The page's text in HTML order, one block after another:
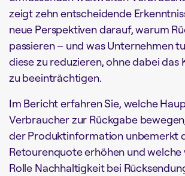
zeigt zehn entscheidende
neue Perspektiven darauf, warum
passieren – und was Unternehmen
diese zu reduzieren, ohne dabei das
zu beeinträchtigen.
Im Bericht erfahren Sie, welche
Verbraucher zur Rückgabe
der Produktinformation unbemerkt
Retourenquote erhöhen und welche
Rolle Nachhaltigkeit bei